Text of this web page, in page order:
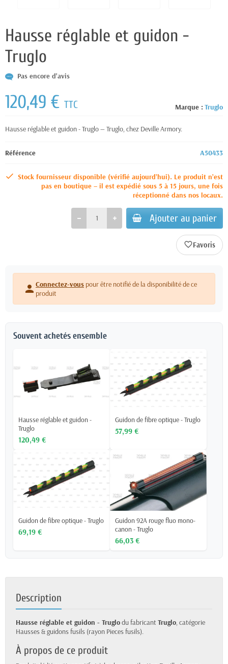
Hausse réglable et guidon -
Truglo
Pas encore d'avis
Marque : Truglo
120,49 € TTC
Hausse réglable et guidon - Truglo — Truglo, chez Deville Armory.
Référence A50433
Stock fournisseur disponible (vérifié aujourd’hui). Le produit n’est
pas en boutique – il est expédié sous 5 à 15 jours, une fois
réceptionné dans nos locaux.
Ajouter au panier
favorite_border
person Connectez-vous pour être notifié de la disponibilité de ce
produit
Souvent achetés ensemble
Hausse réglable et guidon -
Truglo
120,49 €
Guidon de fibre optique - Truglo
57,99 €
Guidon de fibre optique - Truglo
69,19 €
Guidon 92A rouge fluo mono-
canon - Truglo
66,03 €
Description
Hausse réglable et guidon - Truglodu fabricant Truglo, catégorie
Hausses & guidons fusils (rayon Pieces fusils).
À propos de ce produit